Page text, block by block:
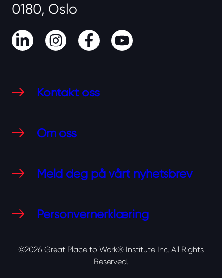
0180, Oslo
LinkedInInstagram
FacebookYoutube
Kontakt oss
Om oss
Meld deg på vårt nyhetsbrev
Personvernerklæring
©2026 Great Place to Work® Institute Inc. All Rights
Reserved.